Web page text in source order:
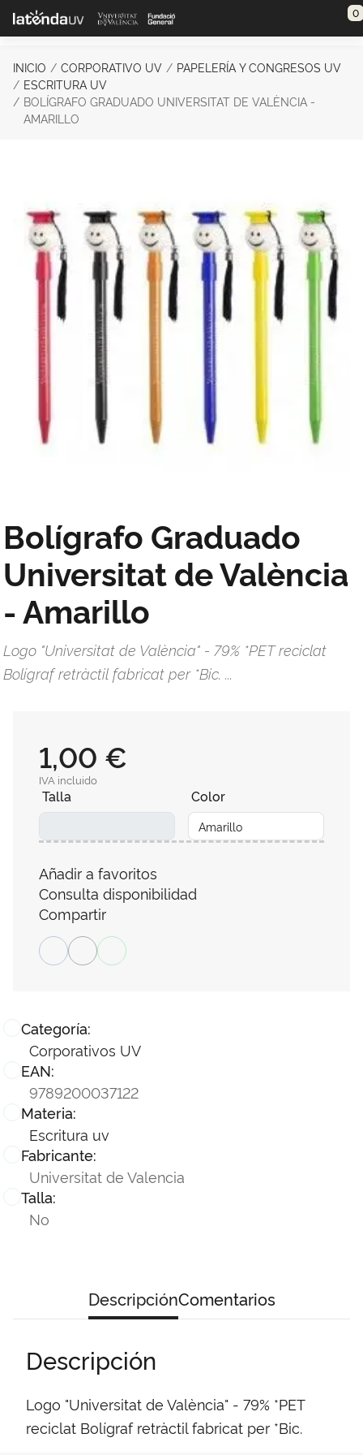
Saltar al contenido principal 0
INICIO CORPORATIVO UV
PAPELERÍA Y CONGRESOS UV
ESCRITURA UV
BOLÍGRAFO GRADUADO UNIVERSITAT DE VALÈNCIA -
AMARILLO
Bolígrafo Graduado
Universitat de València
- Amarillo
Logo "Universitat de València" - 79% *PET reciclat
Bolígraf retràctil fabricat per *Bic. ...
Categoría:
Corporativos UV
EAN:
9789200037122
Materia:
Escritura uv
Fabricante:
Universitat de Valencia
Talla:
No
1,00 €
IVA incluido
Talla Color
Añadir a favoritos
Consulta disponibilidad
Compartir
DescripciónComentarios
Descripción
Logo "Universitat de València" - 79% *PET
reciclat Bolígraf retràctil fabricat per *Bic.